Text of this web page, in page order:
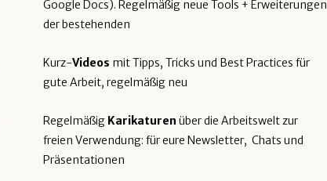
Google Docs). Regelmäßig neue Tools + Erweiterungen
der bestehenden
Kurz-Videos mit Tipps, Tricks und Best Practices für
gute Arbeit, regelmäßig neu
Regelmäßig Karikaturen über die Arbeitswelt zur
freien Verwendung: für eure Newsletter, Chats und
Präsentationen